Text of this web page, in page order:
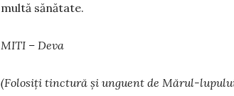
multă sănătate.
MITI – Deva
(Folosiți tinctură și unguent de Mărul-